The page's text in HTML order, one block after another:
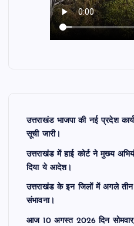
उत्तराखंड भाजपा की नई प्रदेश
सूची जारी।
उत्तराखंड में हाई कोर्ट ने मुख्य
दिया ये आदेश।
उत्तराखंड के इन जिलों में अगले
संभावना।
आज 10 अगस्त 2026 दिन